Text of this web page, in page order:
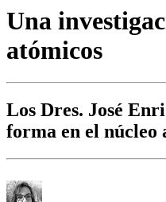
Una
atómicos
Los Dres. José
forma en el núcleo